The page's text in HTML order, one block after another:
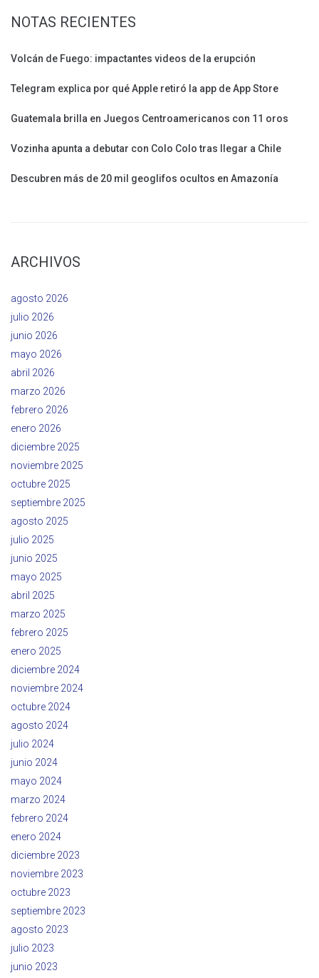
NOTAS RECIENTES
Volcán de Fuego: impactantes videos de la erupción
Telegram explica por qué Apple retiró la app de App Store
Guatemala brilla en Juegos Centroamericanos con 11 oros
Vozinha apunta a debutar con Colo Colo tras llegar a Chile
Descubren más de 20 mil geoglifos ocultos en Amazonía
ARCHIVOS
agosto 2026
julio 2026
junio 2026
mayo 2026
abril 2026
marzo 2026
febrero 2026
enero 2026
diciembre 2025
noviembre 2025
octubre 2025
septiembre 2025
agosto 2025
julio 2025
junio 2025
mayo 2025
abril 2025
marzo 2025
febrero 2025
enero 2025
diciembre 2024
noviembre 2024
octubre 2024
agosto 2024
julio 2024
junio 2024
mayo 2024
marzo 2024
febrero 2024
enero 2024
diciembre 2023
noviembre 2023
octubre 2023
septiembre 2023
agosto 2023
julio 2023
junio 2023